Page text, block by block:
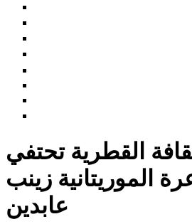
القطرية تحتفي
الموريتانية زينب
عابدين